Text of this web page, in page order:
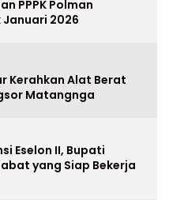
PPPK Polman
2026
Kerahkan Alat Berat
Matangnga
Eselon II, Bupati
yang Siap Bekerja